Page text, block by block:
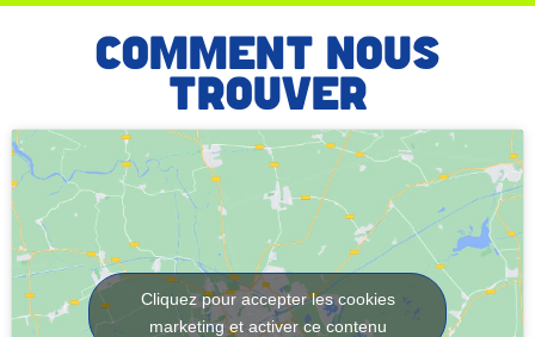
COMMENT NOUS
TROUVER
Cliquez pour accepter les cookies
marketing et activer ce contenu